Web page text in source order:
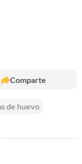
Comparte
de huevo